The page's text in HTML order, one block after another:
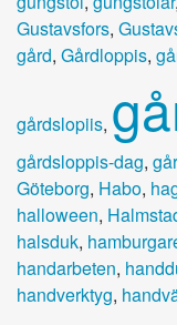
Gustavsfors,
gård, Gårdloppis,
gårdslopiis,
gårdsloppis-dag,
Göteborg, Habo,
halloween,
halsduk,
handarbeten,
handverktyg,